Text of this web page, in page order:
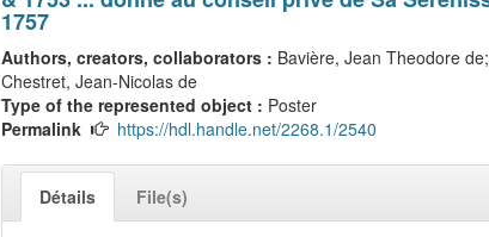
1757
Authors, creators, collaborators : Bavière, Jean Theodore
Chestret, Jean-Nicolas de
Type of the represented object : Poster
Permalink
https://hdl.handle.net/2268.1/2540
Détails File(s)